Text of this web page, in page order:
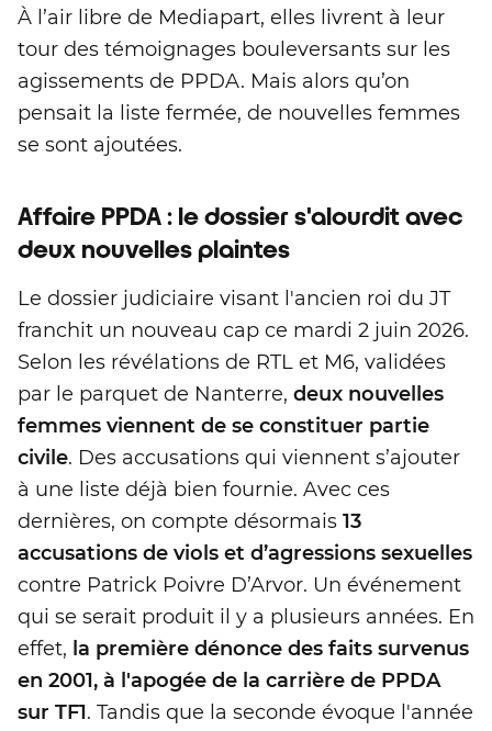
À l’air libre de Mediapart, elles livrent à leur
tour des témoignages bouleversants sur les
agissements de PPDA. Mais alors qu’on
pensait la liste fermée, de nouvelles femmes
se sont ajoutées.
Affaire PPDA : le dossier s'alourdit avec
deux nouvelles plaintes
Le dossier judiciaire visant l'ancien roi du JT
franchit un nouveau cap ce mardi 2 juin 2026.
Selon les révélations de RTL et M6, validées
par le parquet de Nanterre, deux nouvelles
femmes viennent de se constituer partie
civile. Des accusations qui viennent s’ajouter
à une liste déjà bien fournie. Avec ces
dernières, on compte désormais 13
accusations de viols et d’agressions sexuelles
contre Patrick Poivre D’Arvor. Un événement
qui se serait produit il y a plusieurs années. En
effet, la première dénonce des faits survenus
en 2001, à l'apogée de la carrière de PPDA
sur TF1. Tandis que la seconde évoque l'année